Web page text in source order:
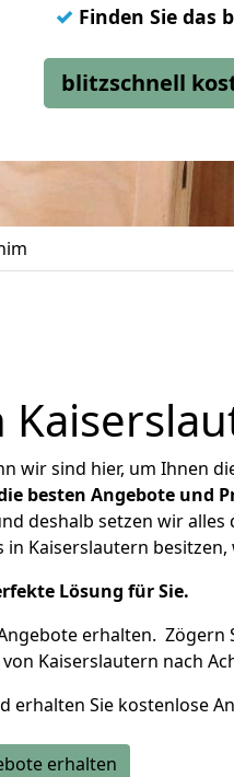
✓ Finden Sie das
blitzschnell
wir sind hier, um Ihnen
besten Angebote und
deshalb setzen wir
Kaiserslautern
Lösung für Sie.
erhalten. Zögern
Kaiserslautern nach
erhalten Sie kostenlose
erhalten